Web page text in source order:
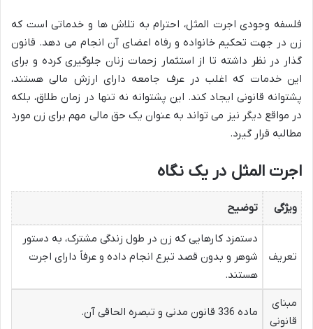
فلسفه وجودی اجرت المثل، احترام به تلاش ها و خدماتی است که
زن در جهت تحکیم خانواده و رفاه اعضای آن انجام می دهد. قانون
گذار در نظر داشته تا از استثمار زحمات زنان جلوگیری کرده و برای
این خدمات که اغلب در عرف جامعه دارای ارزش مالی هستند،
پشتوانه قانونی ایجاد کند. این پشتوانه نه تنها در زمان طلاق، بلکه
در مواقع دیگر نیز می تواند به عنوان یک حق مالی مهم برای زن مورد
مطالبه قرار گیرد.
اجرت المثل در یک نگاه
ویژگی توضیح
تعریف
دستمزد کارهایی که زن در طول زندگی مشترک، به دستور
شوهر و بدون قصد تبرع انجام داده و عرفاً دارای اجرت
هستند.
مبنای
قانونی
ماده 336 قانون مدنی و تبصره الحاقی آن.